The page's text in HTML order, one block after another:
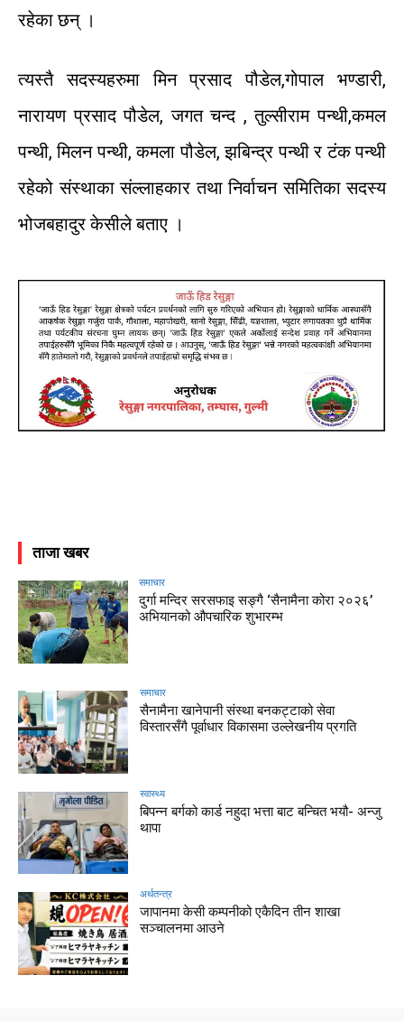
रहेका छन् ।
त्यस्तै सदस्यहरुमा मिन प्रसाद पौडेल,गोपाल भण्डारी,
नारायण प्रसाद पौडेल,जगत चन्द,तुल्सीराम पन्थी,कमल
पन्थी,मिलन पन्थी,कमला पौडेल,झबिन्द्र पन्थी र टंक पन्थी
रहेको संस्थाका संल्लाहकार तथा निर्वाचन समितिका सदस्य
भोजबहादुर केसीले बताए ।
ताजा खबर
समाचार
दुर्गा मन्दिर सरसफाइ सङ्गै ‘सैनामैना कोरा २०२६’
अभियानको औपचारिक शुभारम्भ
समाचार
सैनामैना खानेपानी संस्था बनकट्टाको सेवा
विस्तारसँगै पूर्वाधार विकासमा उल्लेखनीय प्रगति
स्वास्थ्य
बिपन्न बर्गको कार्ड नहुदा भत्ता बाट बन्चित भयौ- अन्जु
थापा
अर्थतन्त्र
जापानमा केसी कम्पनीको एकैदिन तीन शाखा
सञ्चालनमा आउने